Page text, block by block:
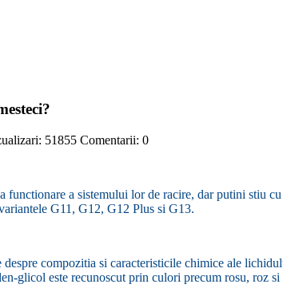
51855 Comentarii: 0
a sistemului lor de racire, dar putini stiu
G11, G12, G12 Plus si G13.
compozitia si caracteristicile chimice ale
glicol este recunoscut prin culori precum rosu, roz si